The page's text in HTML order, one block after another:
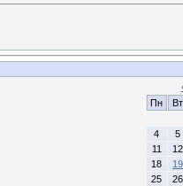
Пн
Вт
4
5
11
12
18
19
25
26